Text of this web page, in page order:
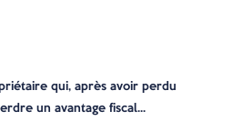
qui, après avoir perdu
un avantage fiscal…